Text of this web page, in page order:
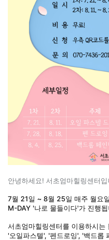
안녕하세요! 서초엄마힐링센터입
7월 21일 ~ 8월 25일 매주 월요
M-DAY '나로 물들이다'가 진행
서초엄마힐링센터를 이용하시는
'오일파스텔', '펜드로잉', '백드롭